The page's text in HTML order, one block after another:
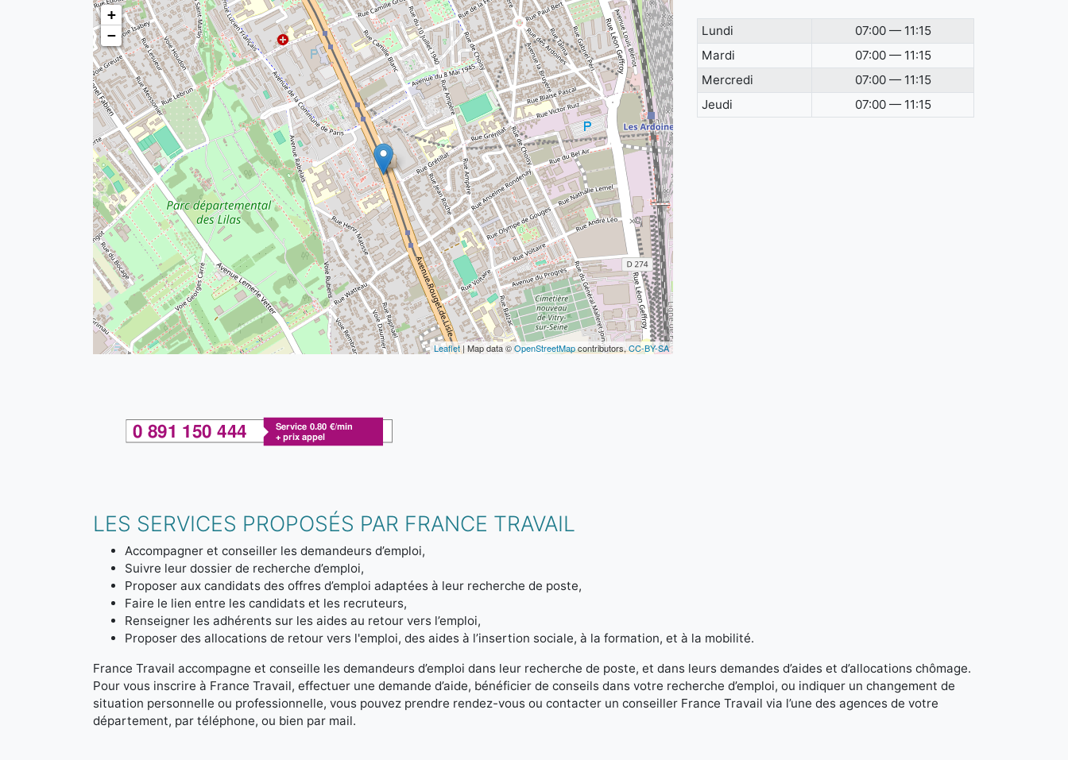
+
−
Leaflet| Map data ©OpenStreetMapcontributors,CC-BY-SA
Lundi
07:00 — 11:15
Mardi
07:00 — 11:15
Mercredi
07:00 — 11:15
Jeudi
07:00 — 11:15
LES SERVICES PROPOSÉS PAR FRANCE TRAVAIL
Accompagner et conseiller les demandeurs d’emploi,
Suivre leur dossier de recherche d’emploi,
Proposer aux candidats des offres d’emploi adaptées à leur recherche de poste,
Faire le lien entre les candidats et les recruteurs,
Renseigner les adhérents sur les aides au retour vers l’emploi,
Proposer des allocations de retour vers l'emploi, des aides à l’insertion sociale, à la formation, et à la mobilité.
France Travail accompagne et conseille les demandeurs d’emploi dans leur recherche de poste, et dans leurs demandes d’aides et d’allocations chômage.
Pour vous inscrire à France Travail, effectuer une demande d’aide, bénéficier de conseils dans votre recherche d’emploi, ou indiquer un changement de
situation personnelle ou professionnelle, vous pouvez prendre rendez-vous ou contacter un conseiller France Travail via l’une des agences de votre
département, par téléphone, ou bien par mail.